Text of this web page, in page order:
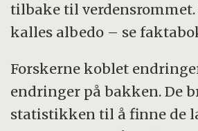
tilbake til
kalles albedo – se
Forskerne koblet
endringer på bakken. De
statistikken til å finne de